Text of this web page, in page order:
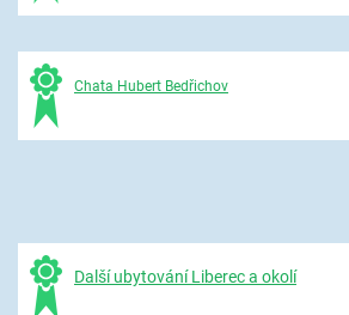
Chata Hubert Bedřichov
Další ubytování Liberec a okolí